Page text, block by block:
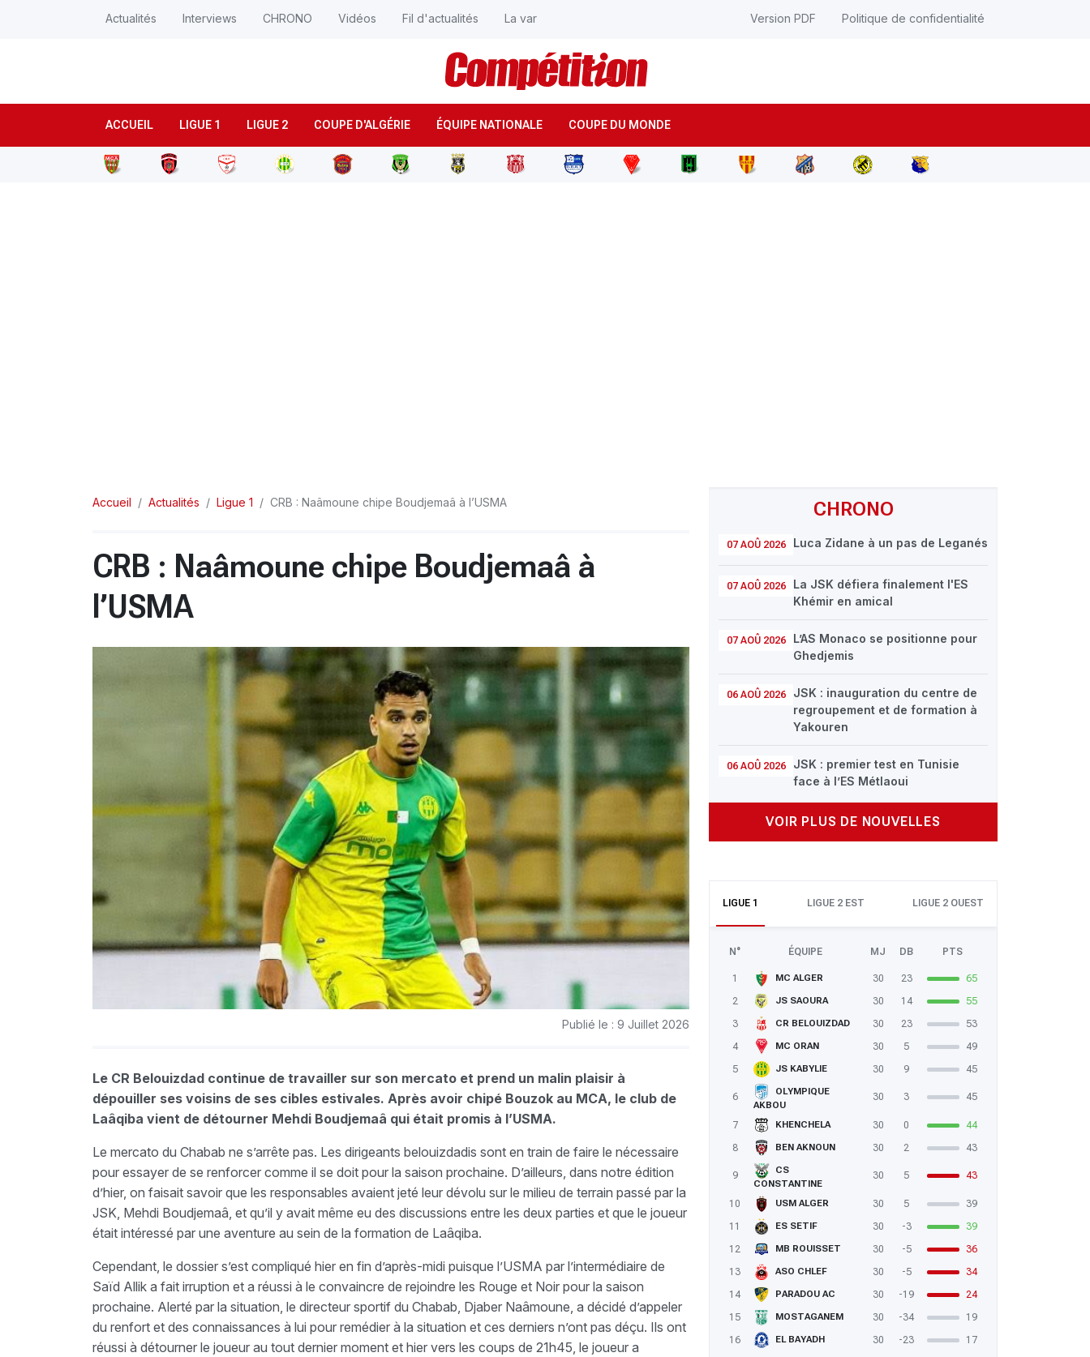
ACCUEIL LIGUE 1 LIGUE 2 COUPE D'ALGÉRIE ÉQUIPE NATIONALE COUPE DU MONDE
Actualités Interviews CHRONO Vidéos Fil d'actualités La var Version PDF Politique de confidentialité
CHRONO
07 AOÛ 2026 Luca Zidane à un pas de Leganés
07 AOÛ 2026
La JSK défiera finalement l'ES
Khémir en amical
07 AOÛ 2026
L’AS Monaco se positionne pour
Ghedjemis
06 AOÛ 2026
JSK : inauguration du centre de
regroupement et de formation à
Yakouren
06 AOÛ 2026
JSK : premier test en Tunisie
face à l’ES Métlaoui
VOIR PLUS DE NOUVELLES
LIGUE 1 LIGUE 2 EST LIGUE 2 OUEST
N° ÉQUIPE MJ DB PTS
1 MC ALGER 30 23
65
2
JS SAOURA 30 14
55
3
CR BELOUIZDAD 30 23
53
4
MC ORAN 30 5
49
5
JS KABYLIE 30 9 45
6
OLYMPIQUE
AKBOU
30 3 45
7 KHENCHELA 30 0
44
8
BEN AKNOUN 30 2 43
9
CS
CONSTANTINE
30 5 43
10 USM ALGER 30 5
39
11
ES SETIF 30 -3
39
12
MB ROUISSET 30 -5
36
13
ASO CHLEF 30 -5
34
14
PARADOU AC 30 -19
24
15
MOSTAGANEM 30 -34
19
16
EL BAYADH 30 -23 17
Accueil Actualités Ligue 1 CRB : Naâmoune chipe Boudjemaâ à l’USMA
CRB : Naâmoune chipe Boudjemaâ à
l’USMA
Publié le : 9 Juillet 2026
Le CR Belouizdad continue de travailler sur son mercato et prend un malin plaisir à
dépouiller ses voisins de ses cibles estivales. Après avoir chipé Bouzok au MCA, le club de
Laâqiba vient de détourner Mehdi Boudjemaâ qui était promis à l’USMA.
Le mercato du Chabab ne s’arrête pas. Les dirigeants belouizdadis sont en train de faire le nécessaire
pour essayer de se renforcer comme il se doit pour la saison prochaine. D’ailleurs, dans notre édition
d’hier, on faisait savoir que les responsables avaient jeté leur dévolu sur le milieu de terrain passé par la
JSK, Mehdi Boudjemaâ, et qu’il y avait même eu des discussions entre les deux parties et que le joueur
était intéressé par une aventure au sein de la formation de Laâqiba.
Cependant, le dossier s’est compliqué hier en fin d’après-midi puisque l’USMA par l’intermédiaire de
Saïd Allik a fait irruption et a réussi à le convaincre de rejoindre les Rouge et Noir pour la saison
prochaine. Alerté par la situation, le directeur sportif du Chabab, Djaber Naâmoune, a décidé d’appeler
du renfort et des connaissances à lui pour remédier à la situation et ces derniers n’ont pas déçu. Ils ont
réussi à détourner le joueur au tout dernier moment et hier vers les coups de 21h45, le joueur a